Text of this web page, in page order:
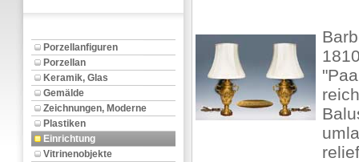
Porzellanfiguren
Porzellan
Keramik, Glas
Gemälde
Zeichnungen, Moderne
Plastiken
Einrichtung
Vitrinenobjekte